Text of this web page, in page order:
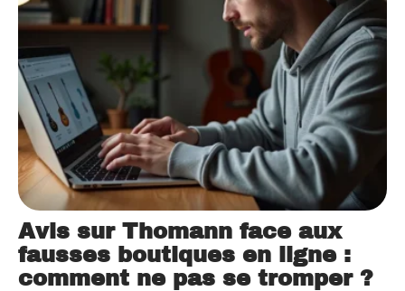
Avis sur Thomann face aux
fausses boutiques en ligne :
comment ne pas se tromper ?